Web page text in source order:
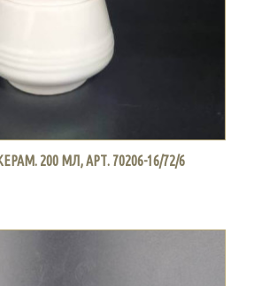
200 МЛ, АРТ. 70206-16/72/6